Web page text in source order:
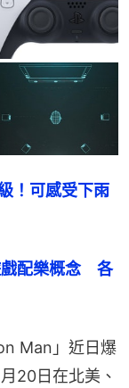
！可感受下雨
配樂概念　各
Man」近日爆
20日在北美、